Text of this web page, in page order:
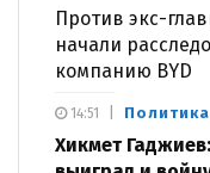
Против экс-
начали
компанию BYD
Политика
Хикмет
14:51